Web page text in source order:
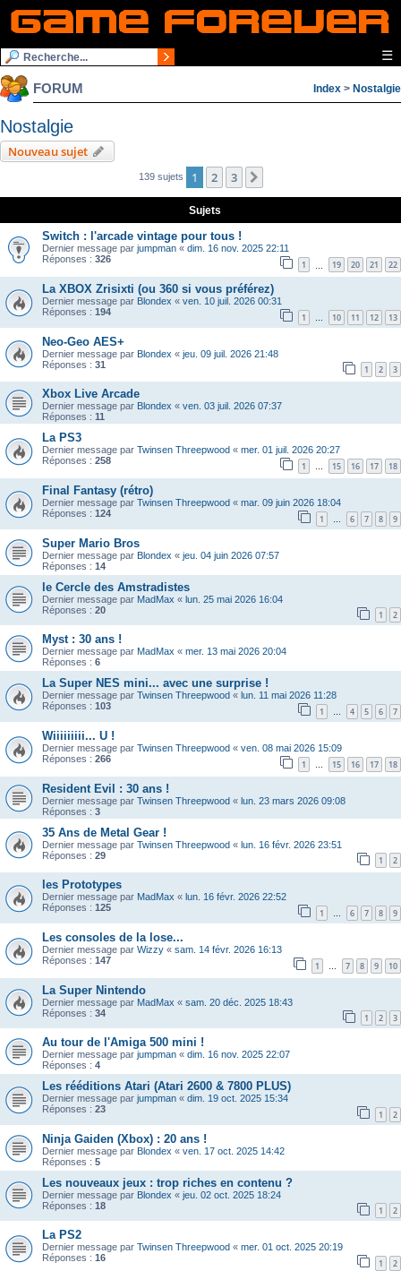
☰
FORUM Index > Nostalgie
Nostalgie
Nouveau sujet
139 sujets 1 2 3
Sujets
Switch : l'arcade vintage pour tous !
Dernier message par jumpman « dim. 16 nov. 2025 22:11
Réponses : 326 1 19 20 21 22
La XBOX Zrisixti (ou 360 si vous préférez)
Dernier message par Blondex « ven. 10 juil. 2026 00:31
Réponses : 194 1 … 10 11 12 13
Neo-Geo AES+
Dernier message par Blondex « jeu. 09 juil. 2026 21:48
Réponses : 31 1 2 3
Xbox Live Arcade
Dernier message par Blondex « ven. 03 juil. 2026 07:37
Réponses : 11
La PS3
Dernier message par Twinsen Threepwood « mer. 01 juil. 2026 20:27
Réponses : 258 1 … 15 16 17 18
Final Fantasy (rétro)
Dernier message par Twinsen Threepwood « mar. 09 juin 2026 18:04
Réponses : 124 1 … 6 7 8 9
Super Mario Bros
Dernier message par Blondex « jeu. 04 juin 2026 07:57
Réponses : 14
le Cercle des Amstradistes
Dernier message par MadMax « lun. 25 mai 2026 16:04
Réponses : 20 1 2
Myst : 30 ans !
Dernier message par MadMax « mer. 13 mai 2026 20:04
Réponses : 6
La Super NES mini... avec une surprise !
Dernier message par Twinsen Threepwood « lun. 11 mai 2026 11:28
Réponses : 103 1 … 4 5 6 7
Wiiiiiiiii... U !
Dernier message par Twinsen Threepwood « ven. 08 mai 2026 15:09
Réponses : 266 1 … 15 16 17 18
Resident Evil : 30 ans !
Dernier message par Twinsen Threepwood « lun. 23 mars 2026 09:08
Réponses : 3
35 Ans de Metal Gear !
Dernier message par Twinsen Threepwood « lun. 16 févr. 2026 23:51
Réponses : 29 1 2
les Prototypes
Dernier message par MadMax « lun. 16 févr. 2026 22:52
Réponses : 125 1 … 6 7 8 9
Les consoles de la lose...
Dernier message par Wizzy « sam. 14 févr. 2026 16:13
Réponses : 147 1 7 8 9 10
La Super Nintendo
Dernier message par MadMax « sam. 20 déc. 2025 18:43
Réponses : 34 1 2 3
Au tour de l'Amiga 500 mini !
Dernier message par jumpman « dim. 16 nov. 2025 22:07
Réponses : 4
Les rééditions Atari (Atari 2600 & 7800 PLUS)
Dernier message par jumpman « dim. 19 oct. 2025 15:34
Réponses : 23 1 2
Ninja Gaiden (Xbox) : 20 ans !
Dernier message par Blondex « ven. 17 oct. 2025 14:42
Réponses : 5
Les nouveaux jeux : trop riches en contenu ?
Dernier message par Blondex « jeu. 02 oct. 2025 18:24
Réponses : 18 1 2
La PS2
Dernier message par Twinsen Threepwood « mer. 01 oct. 2025 20:19
Réponses : 16 1 2